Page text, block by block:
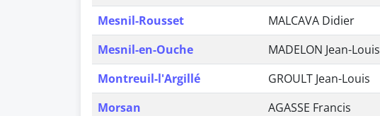
Mesnil-Rousset
MALCAVA Didier
Mesnil-en-Ouche
MADELON Jean-Louis
Montreuil-l'Argillé
GROULT Jean-Louis
Morsan
AGASSE Francis